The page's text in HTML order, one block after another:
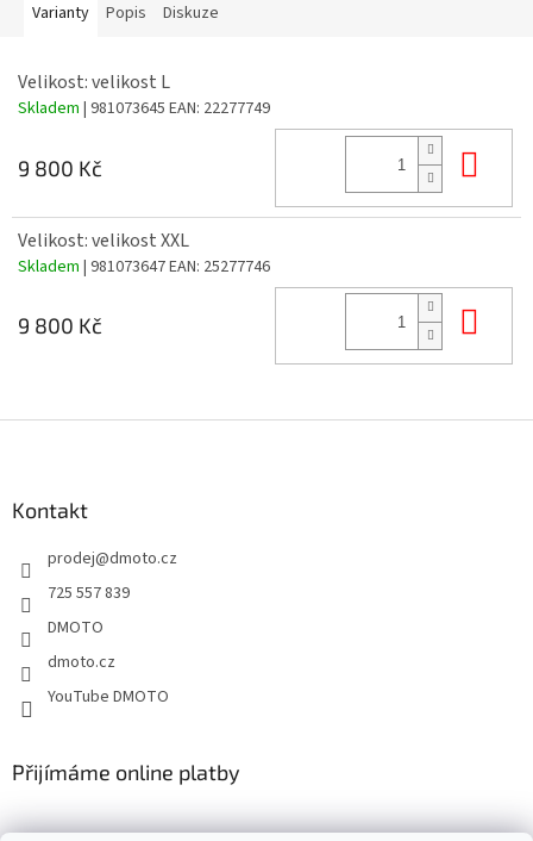
Varianty Popis Diskuze
Velikost: velikost L
Skladem | 981073645 EAN: 22277749
9 800 Kč
Velikost: velikost XXL
Skladem | 981073647EAN: 25277746
9 800 Kč
Kontakt
prodej@dmoto.cz
725 557 839
DMOTO
dmoto.cz
YouTube DMOTO
Přijímáme online platby